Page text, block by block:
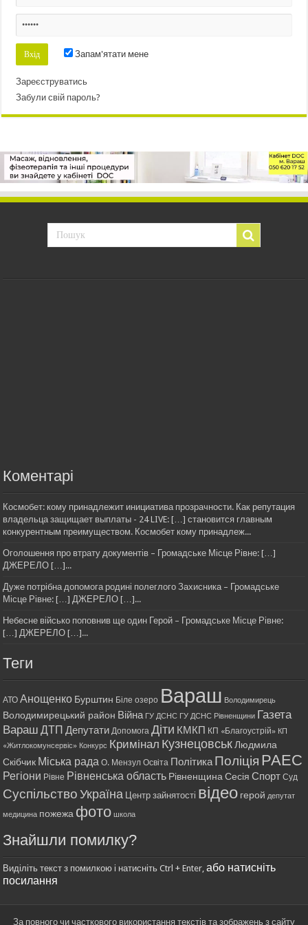
Запам'ятати мене
Зареєструватись
Забули свій пароль?
Коментарі
Космобет: кому принадлежит инициатива прозрачности. Как репутация
владельца защищает выплаты - 24 LIVE: […] становится главным
конкурентным преимуществом. Космобет кому принадлеж...
Оголошення про втрату документів – Громадське Місце Рівне: […]
ДЖЕРЕЛО […]...
Дуже потрібна допомога родині полеглого Захисника – Громадське
Місце Рівне: […] ДЖЕРЕЛО […]...
Небесне військо поповнив ще один Герой – Громадське Місце Рівне:
[…] ДЖЕРЕЛО […]...
Теги
АТО Анощенко Бурштин Біле озеро Вараш Володимирець
Володимирецький район Війна ГУ ДСНС ГУ ДСНС Рівненщини Газета
Вараш ДТП Депутати Допомога Діти КМКП КП «Благоустрій» КП
«Житлокомунсервіс» Конкурс Кримінал Кузнецовськ Людмила
Скібчик Міська рада О. Мензул Освіта ПолітикаПоліція РАЕС
Регіони Рівне Рівненська область Рівненщина Сесія Спорт Суд
Суспільство Україна Центр зайнятості відео герой депутат
медицина пожежа фото школа
Знайшли помилку?
Виділіть текст з помилкою і натисніть Ctrl + Enter,або натисніть
посилання
За повного чи часткового використання текстів та зображень з сайту